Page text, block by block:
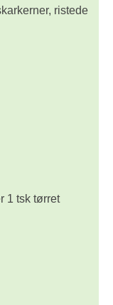
ristede
1 tsk tørret